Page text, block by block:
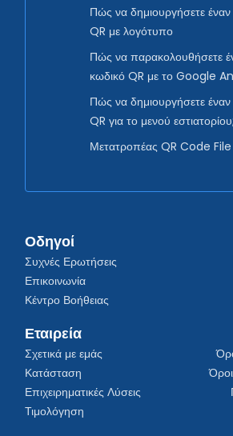
Πώς να δημιουργήσετε
QR με λογότυπο
Πώς να παρακολουθήσετε
κωδικό QR με το Google
Πώς να δημιουργήσετε
QR για το μενού εστιατορίου;
Μετατροπέας QR Code File
Οδηγοί
Συχνές Ερωτήσεις
Επικοινωνία
Κέντρο Βοήθειας
Εταιρεία
Σχετικά με εμάς
Κατάσταση
Επιχειρηματικές Λύσεις
Τιμολόγηση